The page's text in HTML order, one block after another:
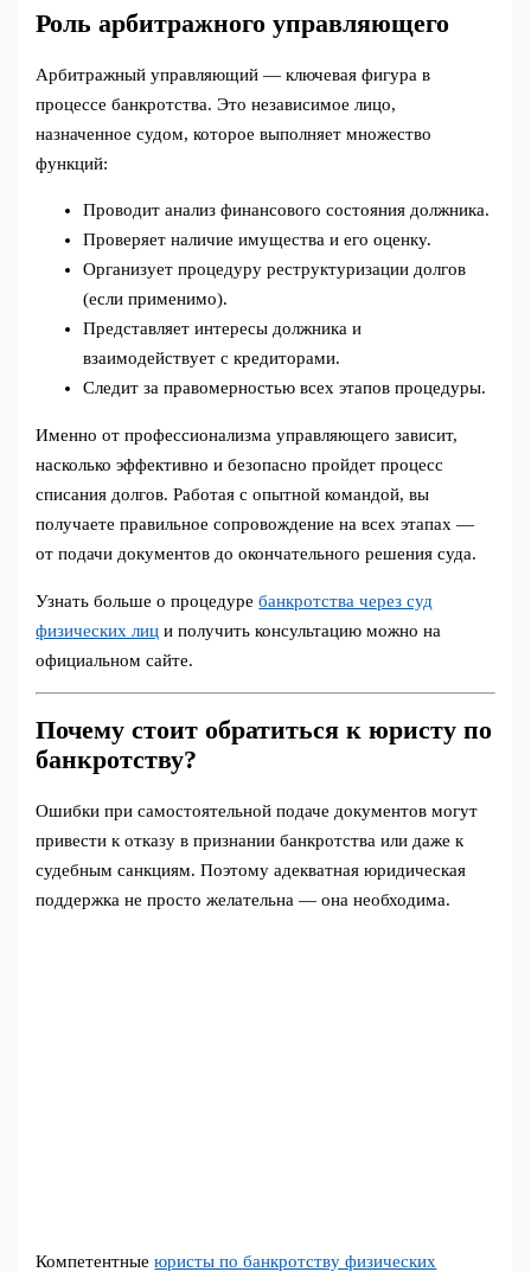
Роль арбитражного управляющего
Арбитражный управляющий — ключевая фигура в
процессе банкротства. Это независимое лицо,
назначенное судом, которое выполняет множество
функций:
Проводит анализ финансового состояния должника.
Проверяет наличие имущества и его оценку.
Организует процедуру реструктуризации долгов
(если применимо).
Представляет интересы должника и
взаимодействует с кредиторами.
Следит за правомерностью всех этапов процедуры.
Именно от профессионализма управляющего зависит,
насколько эффективно и безопасно пройдет процесс
списания долгов. Работая с опытной командой, вы
получаете правильное сопровождение на всех этапах —
от подачи документов до окончательного решения суда.
Узнать больше о процедуребанкротства через суд
физических лиц и получить консультацию можно на
официальном сайте.
Почему стоит обратиться к юристу по
банкротству?
Ошибки при самостоятельной подаче документов могут
привести к отказу в признании банкротства или даже к
судебным санкциям. Поэтому адекватная юридическая
поддержка не просто желательна — она необходима.
Компетентныеюристы по банкротству физических